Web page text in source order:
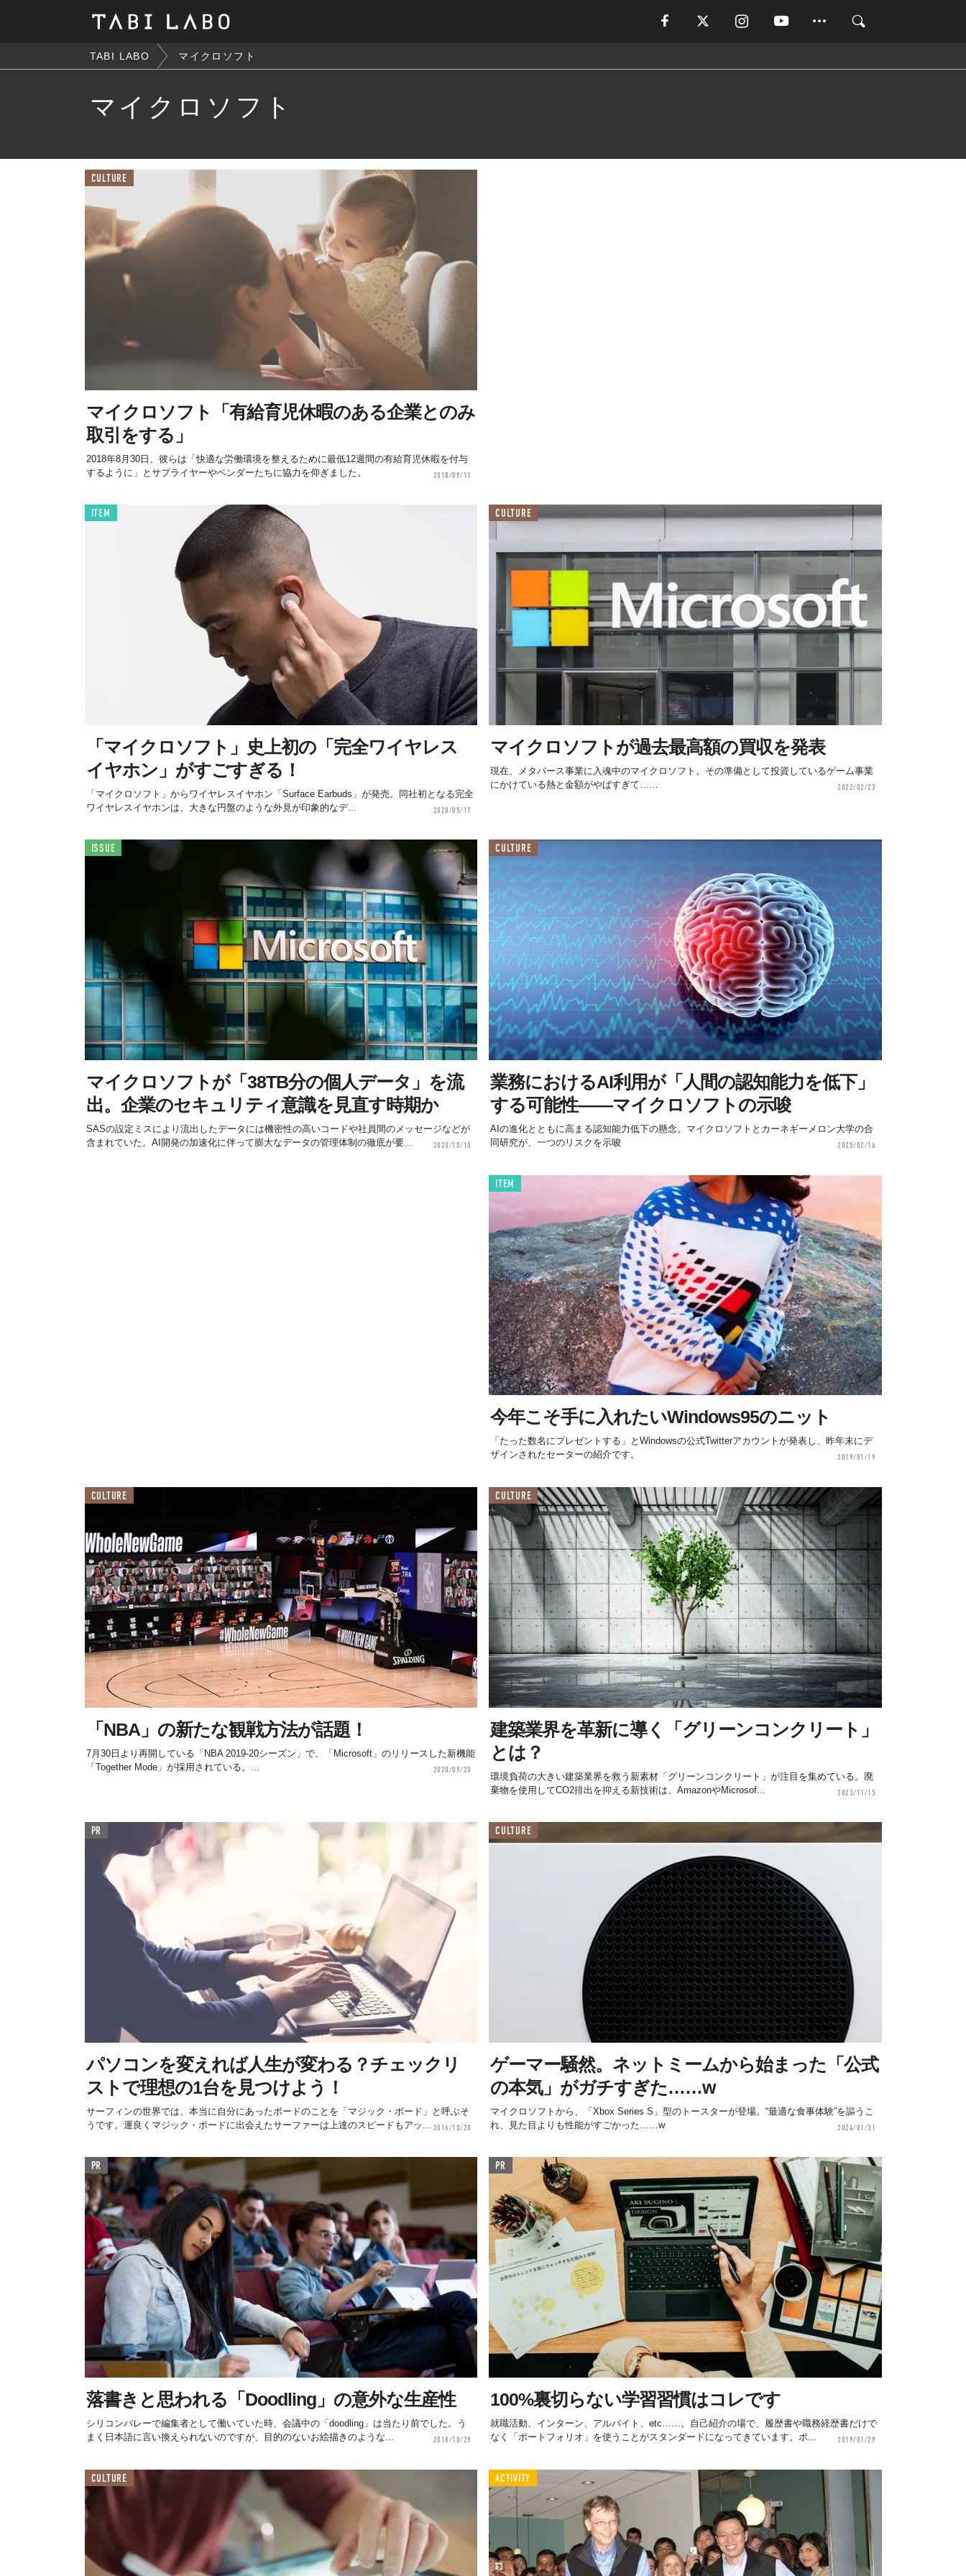
TABI LABO マイクロソフト
マイクロソフト
CULTURE
マイクロソフト「有給育児休暇のある企業とのみ
取引をする」
2018年8月30日、彼らは「快適な労働環境を整えるために最低12週間の有給育児休暇を付与
するように」とサプライヤーやベンダーたちに協力を仰ぎました。
2018/09/11
ITEM
「マイクロソフト」史上初の「完全ワイヤレス
イヤホン」がすごすぎる！
「マイクロソフト」からワイヤレスイヤホン「Surface Earbuds」が発売。同社初となる完全
ワイヤレスイヤホンは、大きな円盤のような外見が印象的なデ...
2020/05/17
CULTURE
マイクロソフトが過去最高額の買収を発表
現在、メタバース事業に入魂中のマイクロソフト。その準備として投資しているゲーム事業
にかけている熱と金額がやばすぎて……
2022/02/23
ISSUE
マイクロソフトが「38TB分の個人データ」を流
出。企業のセキュリティ意識を見直す時期か
SASの設定ミスにより流出したデータには機密性の高いコードや社員間のメッセージなどが
含まれていた。AI開発の加速化に伴って膨大なデータの管理体制の徹底が要...
2023/10/10
CULTURE
業務におけるAI利用が「人間の認知能力を低下」
する可能性——マイクロソフトの示唆
AIの進化とともに高まる認知能力低下の懸念。マイクロソフトとカーネギーメロン大学の合
同研究が、一つのリスクを示唆
2025/02/14
ITEM
今年こそ手に入れたいWindows95のニット
「たった数名にプレゼントする」とWindowsの公式Twitterアカウントが発表し、昨年末にデ
ザインされたセーターの紹介です。
2019/01/19
CULTURE
「NBA」の新たな観戦方法が話題！
7月30日より再開している「NBA 2019-20シーズン」で、「Microsoft」のリリースした新機能
「Together Mode」が採用されている。...
2020/09/20
CULTURE
建築業界を革新に導く「グリーンコンクリート」
とは？
環境負荷の大きい建築業界を救う新素材「グリーンコンクリート」が注目を集めている。廃
棄物を使用してCO2排出を抑える新技術は、AmazonやMicrosof...
2023/11/15
PR
パソコンを変えれば人生が変わる？チェックリ
ストで理想の1台を見つけよう！
サーフィンの世界では、本当に自分にあったボードのことを「マジック・ボード」と呼ぶそ
うです。運良くマジック・ボードに出会えたサーファーは上達のスピードもアッ...
2016/10/20
CULTURE
ゲーマー騒然。ネットミームから始まった「公式
の本気」がガチすぎた……w
マイクロソフトから、「Xbox Series S」型のトースターが登場。“最適な食事体験”を謳うこ
れ、見た目よりも性能がすごかった……w
2024/01/31
PR
落書きと思われる「Doodling」の意外な生産性
シリコンバレーで編集者として働いていた時、会議中の「doodling」は当たり前でした。う
まく日本語に言い換えられないのですが、目的のないお絵描きのような...
2018/10/29
PR
100%裏切らない学習習慣はコレです
就職活動、インターン、アルバイト、etc……。自己紹介の場で、履歴書や職務経歴書だけで
なく「ポートフォリオ」を使うことがスタンダードになってきています。ポ...
2019/01/29
CULTURE ACTIVITY